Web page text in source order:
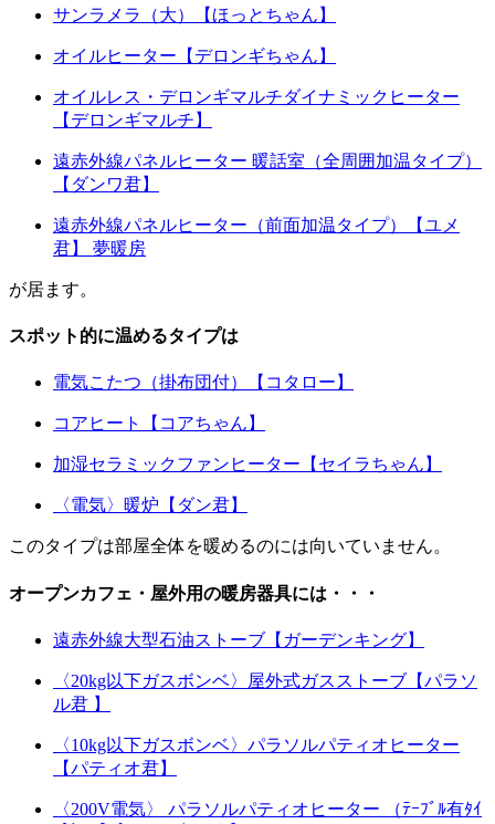
サンラメラ（大）【ほっとちゃん】
オイルヒーター【デロンギちゃん】
オイルレス・デロンギマルチダイナミックヒーター
【デロンギマルチ】
遠赤外線パネルヒーター 暖話室（全周囲加温タイプ）
【ダンワ君】
遠赤外線パネルヒーター（前面加温タイプ）【ユメ
君】 夢暖房
が居ます。
スポット的に温めるタイプは
電気こたつ（掛布団付）【コタロー】
コアヒート【コアちゃん】
加湿セラミックファンヒーター【セイラちゃん】
〈電気〉暖炉【ダン君】
このタイプは部屋全体を暖めるのには向いていません。
オープンカフェ・屋外用の暖房器具には・・・
遠赤外線大型石油ストーブ【ガーデンキング】
〈20kg以下ガスボンベ〉屋外式ガスストーブ【パラソ
ル君 】
〈10kg以下ガスボンベ〉パラソルパティオヒーター
【パティオ君】
〈200V電気〉 パラソルパティオヒーター （ﾃｰﾌﾞﾙ有ﾀｲ